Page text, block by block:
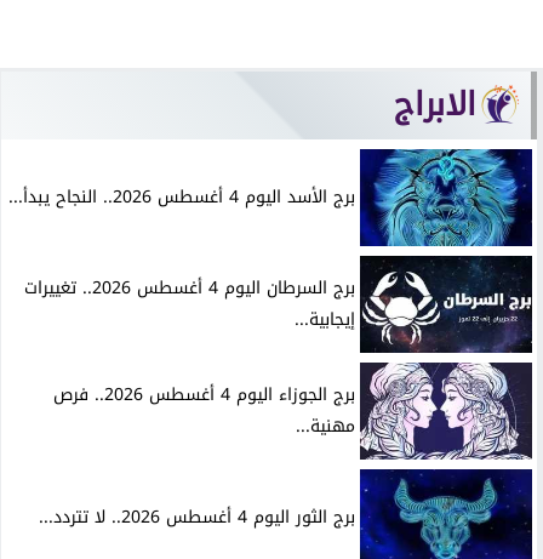
الابراج
برج الأسد اليوم 4 أغسطس 2026.. النجاح يبدأ...
برج السرطان اليوم 4 أغسطس 2026.. تغييرات
إيجابية...
برج الجوزاء اليوم 4 أغسطس 2026.. فرص
مهنية...
برج الثور اليوم 4 أغسطس 2026.. لا تتردد...